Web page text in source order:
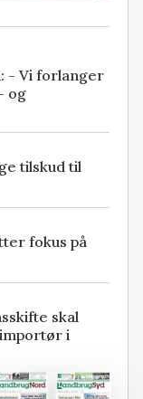
- Vi forlanger
og
tilskud til
fokus på
skal
i